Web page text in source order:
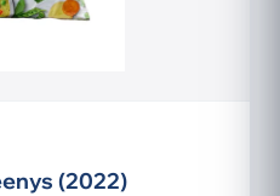
(2022)